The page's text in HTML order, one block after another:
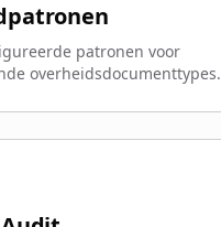
patronen voor
overheidsdocumenttypes.